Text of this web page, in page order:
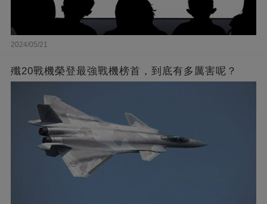
2024/05/21
殲20戰機榮登最強戰機榜首，到底有多厲害呢？